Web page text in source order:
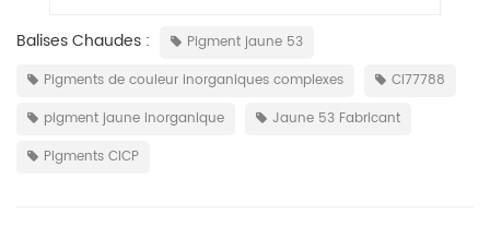
Balises Chaudes :
Pigment jaune 53
Pigments de couleur inorganiques complexes
CI77788
pigment jaune inorganique
Jaune 53 Fabricant
Pigments CICP